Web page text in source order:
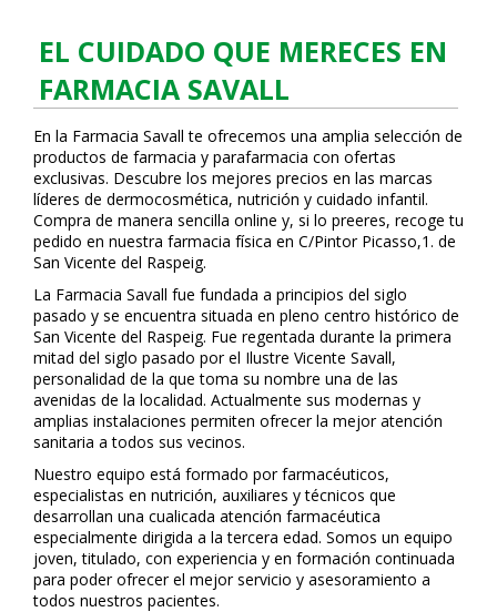
EL CUIDADO QUE MERECES EN
FARMACIA SAVALL
En la Farmacia Savall te ofrecemos una amplia selección de
productos de farmacia y parafarmacia con ofertas
exclusivas. Descubre los mejores precios en las marcas
líderes de dermocosmética, nutrición y cuidado infantil.
Compra de manera sencilla online y, si lo prefieres, recoge tu
pedido en nuestra farmacia física en C/Pintor Picasso,1. de
San Vicente del Raspeig.
La Farmacia Savall fue fundada a principios del siglo
pasado y se encuentra situada en pleno centro histórico de
San Vicente del Raspeig. Fue regentada durante la primera
mitad del siglo pasado por el Ilustre Vicente Savall,
personalidad de la que toma su nombre una de las
avenidas de la localidad. Actualmente sus modernas y
amplias instalaciones permiten ofrecer la mejor atención
sanitaria a todos sus vecinos.
Nuestro equipo está formado por farmacéuticos,
especialistas en nutrición, auxiliares y técnicos que
desarrollan una cualificada atención farmacéutica
especialmente dirigida a la tercera edad. Somos un equipo
joven, titulado, con experiencia y en formación continuada
para poder ofrecer el mejor servicio y asesoramiento a
todos nuestros pacientes.